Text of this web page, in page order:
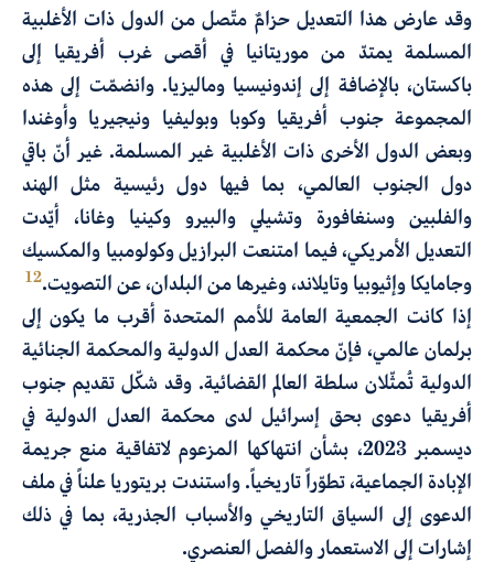
وقد عارض هذا التعديل حزامٌ متّصل من الدول ذات الأغلبية
المسلمة يمتدّ من موريتانيا في أقصى غرب أفريقيا إلى
باكستان، بالإضافة إلى إندونيسيا وماليزيا. وانضمّت إلى هذه
المجموعة جنوب أفريقيا وكوبا وبوليفيا ونيجيريا وأوغندا
وبعض الدول الأخرى ذات الأغلبية غير المسلمة. غير أنّ باقي
دول الجنوب العالمي، بما فيها دول رئيسية مثل الهند
والفلبين وسنغافورة وتشيلي والبيرو وكينيا وغانا، أيّدت
التعديل الأمريكي، فيما امتنعت البرازيل وكولومبيا والمكسيك
وجامايكا وإثيوبيا وتايلاند، وغيرها من البلدان، عن التصويت.12
إذا كانت الجمعية العامة للأمم المتحدة أقرب ما يكون إلى
برلمان عالمي، فإنّ محكمة العدل الدولية والمحكمة الجنائية
الدولية تُمثّلان سلطة العالم القضائية. وقد شكّل تقديم جنوب
أفريقيا دعوى بحق إسرائيل لدى محكمة العدل الدولية في
ديسمبر 2023، بشأن انتهاكها المزعوم لاتفاقية منع جريمة
الإبادة الجماعية، تطوّراً تاريخياً. واستندت بريتوريا علناً في ملف
الدعوى إلى السياق التاريخي والأسباب الجذرية، بما في ذلك
إشارات إلى الاستعمار والفصل العنصري.